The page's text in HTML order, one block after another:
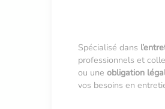
Spécialisé dans
professionnels et
ou une obligation
vos besoins en